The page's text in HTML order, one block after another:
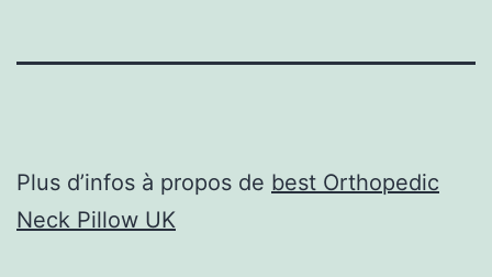
Plus d’infos à propos de best Orthopedic
Neck Pillow UK